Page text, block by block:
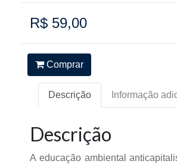
R$ 59,00
Comprar
Descrição Informação
Descrição
A educação ambiental